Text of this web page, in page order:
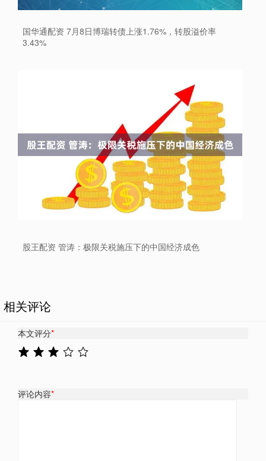
国华通配资 7月8日博瑞转债上涨1.76%，转股溢价率
3.43%
股王配资 管涛：极限关税施压下的中国经济成色
相关评论
本文评分*
评论内容*